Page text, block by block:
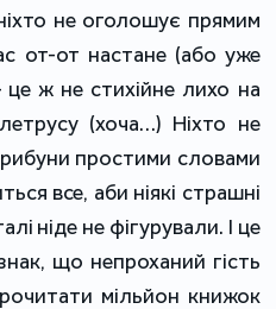
не оголошує прямим
от-от настане (або уже
ж не стихійне лихо на
(хоча…) Ніхто не
простими словами
все, аби ніякі страшні
ніде не фігурували. І це
що непроханий гість
мільйон книжок